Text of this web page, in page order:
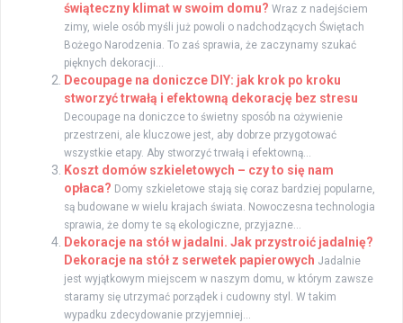
świąteczny klimat w swoim domu? Wraz z nadejściem
zimy, wiele osób myśli już powoli o nadchodzących Świętach
Bożego Narodzenia. To zaś sprawia, że zaczynamy szukać
pięknych dekoracji...
Decoupage na doniczce DIY: jak krok po kroku
stworzyć trwałą i efektowną dekorację bez stresu
Decoupage na doniczce to świetny sposób na ożywienie
przestrzeni, ale kluczowe jest, aby dobrze przygotować
wszystkie etapy. Aby stworzyć trwałą i efektowną...
Koszt domów szkieletowych – czy to się nam
opłaca? Domy szkieletowe stają się coraz bardziej popularne,
są budowane w wielu krajach świata. Nowoczesna technologia
sprawia, że domy te są ekologiczne, przyjazne...
Dekoracje na stół w jadalni. Jak przystroić jadalnię?
Dekoracje na stół z serwetek papierowych Jadalnie
jest wyjątkowym miejscem w naszym domu, w którym zawsze
staramy się utrzymać porządek i cudowny styl. W takim
wypadku zdecydowanie przyjemniej...